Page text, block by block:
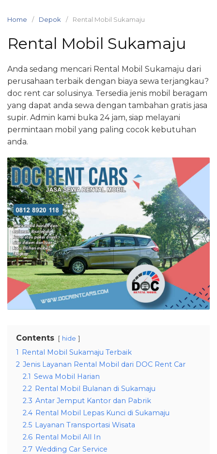
Home Depok Rental Mobil Sukamaju
Rental Mobil Sukamaju
Anda sedang mencari Rental Mobil Sukamaju dari
perusahaan terbaik dengan biaya sewa terjangkau?
doc rent car solusinya. Tersedia jenis mobil beragam
yang dapat anda sewa dengan tambahan gratis jasa
supir. Admin kami buka 24 jam, siap melayani
permintaan mobil yang paling cocok kebutuhan
anda.
Contents hide
1 Rental Mobil Sukamaju Terbaik
2 Jenis Layanan Rental Mobil dari DOC Rent Car
2.1 Sewa Mobil Harian
2.2 Rental Mobil Bulanan di Sukamaju
2.3 Antar Jemput Kantor dan Pabrik
2.4 Rental Mobil Lepas Kunci di Sukamaju
2.5 Layanan Transportasi Wisata
2.6 Rental Mobil All In
2.7 Wedding Car Service